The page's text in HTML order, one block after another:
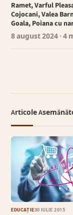
Ramet, Varful
Cojocani, Valea
Goala, Poiana cu
8 august 2024 · 4
Articole
EDUCAȚIE30 IULIE 2015